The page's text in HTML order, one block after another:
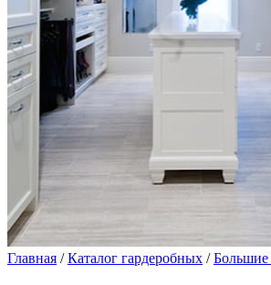
Главная /Каталог гардеробных /Большие